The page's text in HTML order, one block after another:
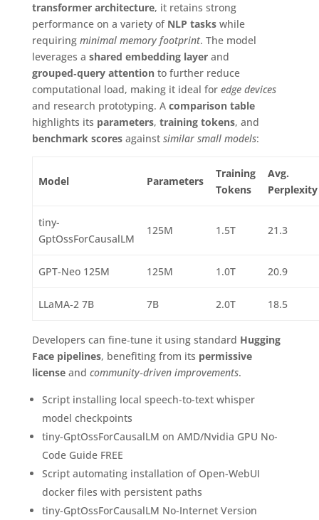
transformer architecture, it retains strong
performance on a variety of NLP taskswhile
requiring minimal memory footprint. The model
leverages a shared embedding layerand
grouped‑query attentionto further reduce
computational load, making it ideal for edge devices
and research prototyping. A comparison table
highlights its parameters, training tokens, and
benchmark scoresagainst similar small models:
Model Parameters
Training
Tokens
Avg.
Perplexity
tiny-
GptOssForCausalLM
125M 1.5T 21.3
GPT‑Neo 125M 125M 1.0T 20.9
LLaMA‑2 7B 7B 2.0T 18.5
Developers can fine‑tune it using standard Hugging
Face pipelines, benefiting from its permissive
licenseand community‑driven improvements.
Script installing local speech-to-text whisper
model checkpoints
tiny-GptOssForCausalLM on AMD/Nvidia GPU No-
Code Guide FREE
Script automating installation of Open-WebUI
docker files with persistent paths
tiny-GptOssForCausalLM No-Internet Version